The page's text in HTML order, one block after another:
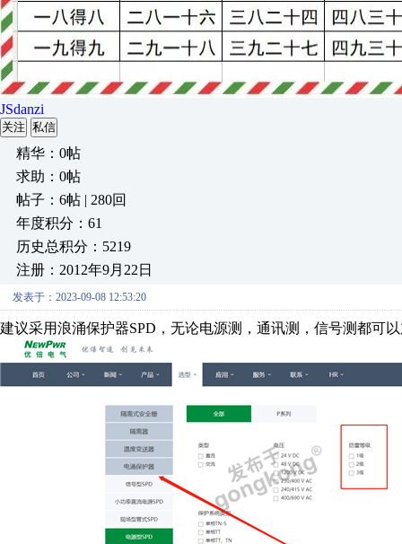
JSdanzi
关注 私信
精华：0帖
求助：0帖
帖子：6帖 | 280回
年度积分：61
历史总积分：5219
注册：2012年9月22日
发表于：2023-09-08 12:53:20
建议采用浪涌保护器SPD，无论电源测，通讯测，信号测都可